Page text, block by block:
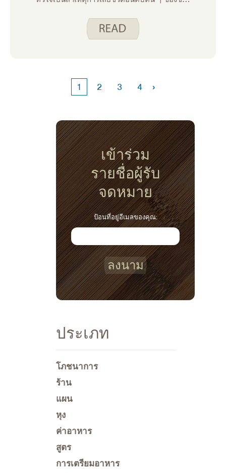
1 2 3 4 ›
เข้าร่วม
รายชื่อผู้รับ
จดหมาย
ป้อนที่อยู่อีเมลของคุณ:
ลงนาม
ประเภท
โภชนาการ
ร้าน
แผน
หุง
ค่าอาหาร
สูตร
การเตรียมอาหาร